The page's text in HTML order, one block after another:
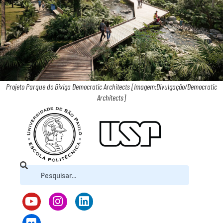
Projeto Parque do Bixiga Democratic Architects [Imagem:Divulgação/Democratic
Architects]